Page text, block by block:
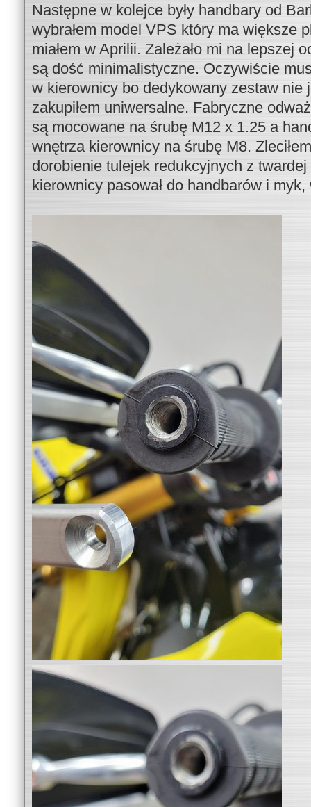
Następne w kolejce były handbary od
wybrałem model VPS który ma większe
miałem w Aprilii. Zależało mi na lepszej
są dość minimalistyczne. Oczywiście
w kierownicy bo dedykowany zestaw nie
zakupiłem uniwersalne. Fabryczne
są mocowane na śrubę M12 x 1.25 a
wnętrza kierownicy na śrubę M8.
dorobienie tulejek redukcyjnych z
kierownicy pasował do handbarów i